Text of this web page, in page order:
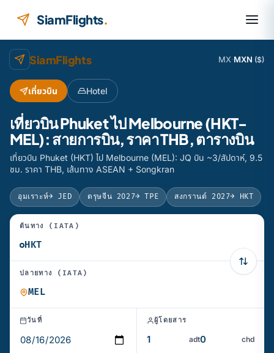
SiamFlights.
SiamFlights MX·MXN ($)
เที่ยวบิน Hotel
เที่ยวบิน Phuket ไป Melbourne (HKT-
MEL): สายการบิน, ราคา THB, ตารางบิน
เที่ยวบิน Phuket (HKT) ไป Melbourne (MEL): JQ บิน ~3/สัปดาห์, 9.5
ชม. ราคา THB, เส้นทาง ASEAN + Songkran
อุมเราะห์→ JED ตรุษจีน 2027→ TPE สงกรานต์ 2027→ HKT
ต้นทาง (IATA)
ปลายทาง (IATA)
วันที่ ผู้โดยสาร
adt chd